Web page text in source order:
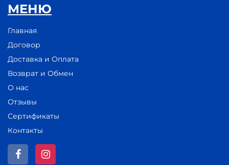
МЕНЮ
Главная
Договор
Доставка и Оплата
Возврат и Обмен
О нас
Отзывы
Сертификаты
Контакты